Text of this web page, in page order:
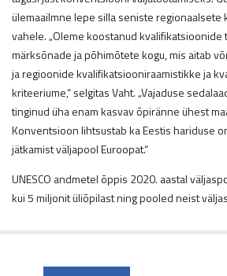
ülemaailmne lepe silla seniste
vahele. „Oleme koostanud kvalifikatsioonide
märksõnade ja põhimõtete kogu, mis aitab
ja regioonide kvalifikatsiooniraamistikke ja
kriteeriume,“ selgitas Vaht. „Vajaduse
tinginud üha enam kasvav õpiränne ühest
Konventsioon lihtsustab ka Eestis hariduse
jätkamist väljapool Euroopat.“
UNESCO andmetel õppis 2020. aastal
kui 5 miljonit üliõpilast ning pooled neist